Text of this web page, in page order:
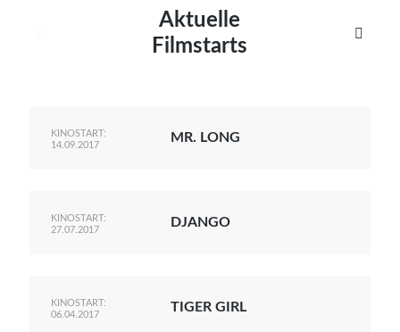
Aktuelle
Filmstarts

KINOSTART:
14.09.2017
MR. LONG
KINOSTART:
27.07.2017
DJANGO
KINOSTART:
06.04.2017
TIGER GIRL